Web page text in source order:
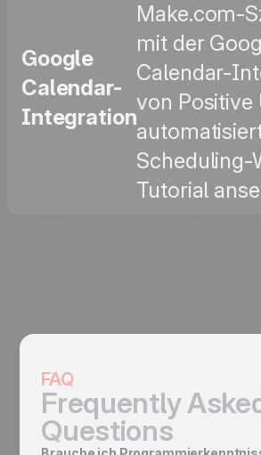
Google
Calendar-
Integration
Make.com-
mit der
Calendar-
von Positive
Scheduling-
Tutorial
FAQ
Frequently
Questions